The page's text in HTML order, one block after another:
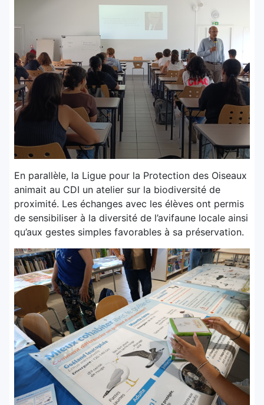
En parallèle, la Ligue pour la Protection des Oiseaux
animait au CDI un atelier sur la biodiversité de
proximité. Les échanges avec les élèves ont permis
de sensibiliser à la diversité de l’avifaune locale ainsi
qu’aux gestes simples favorables à sa préservation.